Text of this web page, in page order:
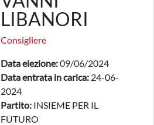
LIBANORI
Consigliere
Data elezione:09/06/2024
Data entrata in carica: 24-06-
2024
Partito: INSIEME PER IL
FUTURO